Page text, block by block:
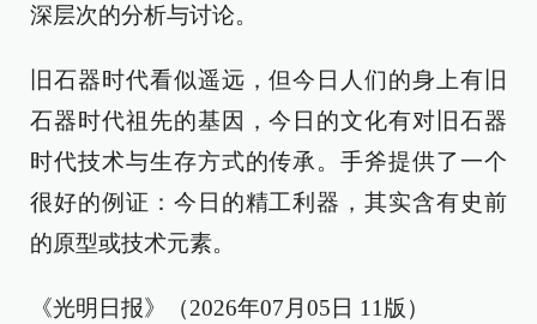
深层次的分析与讨论。
旧石器时代看似遥远，但今日人们的身上有旧
石器时代祖先的基因，今日的文化有对旧石器
时代技术与生存方式的传承。手斧提供了一个
很好的例证：今日的精工利器，其实含有史前
的原型或技术元素。
《光明日报》（2026年07月05日 11版）